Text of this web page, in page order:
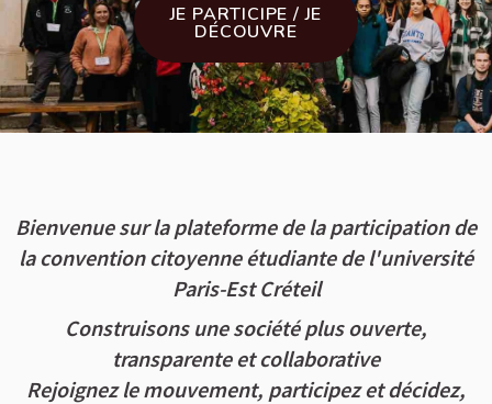
JE PARTICIPE / JE
DÉCOUVRE
Bienvenue sur la plateforme de la participation de
la convention citoyenne étudiante de l'université
Paris-Est Créteil
Construisons une société plus ouverte,
transparente et collaborative
Rejoignez le mouvement, participez et décidez,